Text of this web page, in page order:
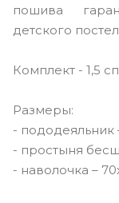
пошива
детского
Комплект - 1,5
Размеры:
- пододеяльник
- простыня
- наволочка –